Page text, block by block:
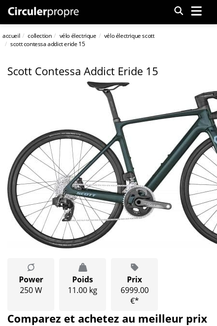
Menu
accueil collection vélo électrique
vélo électrique scott
scott contessa addict eride 15
Scott Contessa Addict Eride 15
Power
250 W
Poids
11.00 kg
Prix
6999.00
€*
Comparez et achetez au meilleur prix